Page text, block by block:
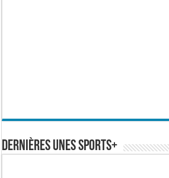
Dernières Unes Sports+